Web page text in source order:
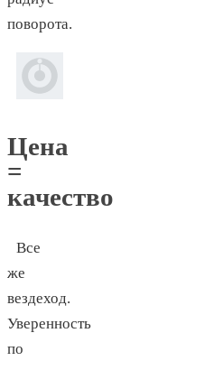
поворота.
Цена
=
качество
Все
же
вездеход.
Уверенность
по